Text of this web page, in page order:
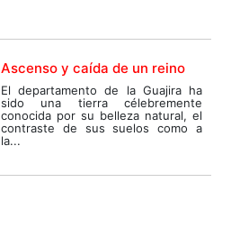
Ascenso y caída de un reino
El departamento de la Guajira ha
sido una tierra célebremente
conocida por su belleza natural, el
contraste de sus suelos como a
la...